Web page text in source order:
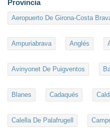
Provincia
Aeropuerto De Girona-Costa
Ampuriabrava Anglés
Avinyonet De Puigventos
Blanes Cadaqués
Calella De Palafrugell